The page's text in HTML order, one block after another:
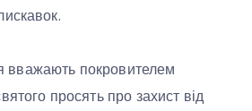
вважають покровителем
просять про захист від